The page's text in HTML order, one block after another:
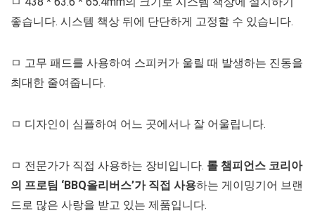
좋습니다. 시스템 책상 뒤에 단단하게 고정할 수 있습니다.
ㅁ 고무 패드를 사용하여 스피커가 울릴 때 발생하는 진동을
최대한 줄여줍니다.
ㅁ 디자인이 심플하여 어느 곳에서나 잘 어울립니다.
ㅁ 전문가가 직접 사용하는 장비입니다. 롤 챔피언스 코리아
의 프로팀 ‘BBQ올리버스’가 직접 사용하는 게이밍기어 브랜
드로 많은 사랑을 받고 있는 제품입니다.